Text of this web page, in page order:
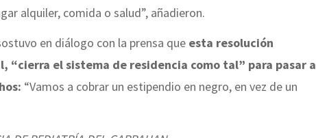
alquiler, comida o salud”, añadieron.
en diálogo con la prensa que esta resolución
“cierra el sistema de residencia como tal” para pasar a
“Vamos a cobrar un estipendio en negro, en vez de un